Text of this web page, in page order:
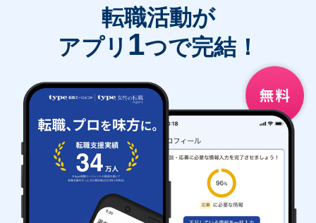
転職活動が
アプリ 1つで完結！